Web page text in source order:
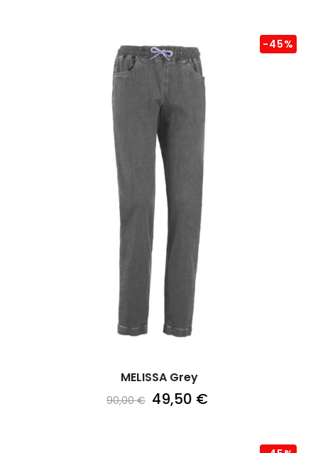
MELISSA Grey
90,00 €
-45%
49,50 €